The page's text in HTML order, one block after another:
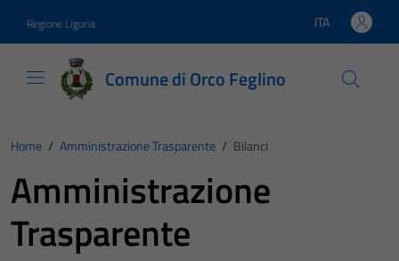
Regione Liguria Lingua attiva:
ITA
Comune di Orco Feglino
Home / Amministrazione Trasparente / Bilanci
Amministrazione
Trasparente